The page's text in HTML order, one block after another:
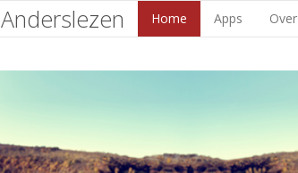
Anderslezen Home Apps Over